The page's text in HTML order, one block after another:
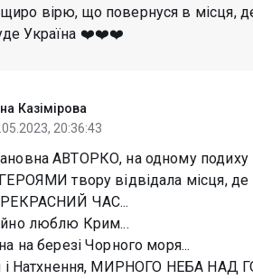
вірю, що повернуся в місця,
Україна ❤️❤️❤️
Казімірова
20:36:43
АВТОРКО, на одному подиху
твору відвідала місця,
ЧАС...
люблю Крим...
на березі Чорного моря...
і Натхнення, МИРНОГО НЕБА НАД